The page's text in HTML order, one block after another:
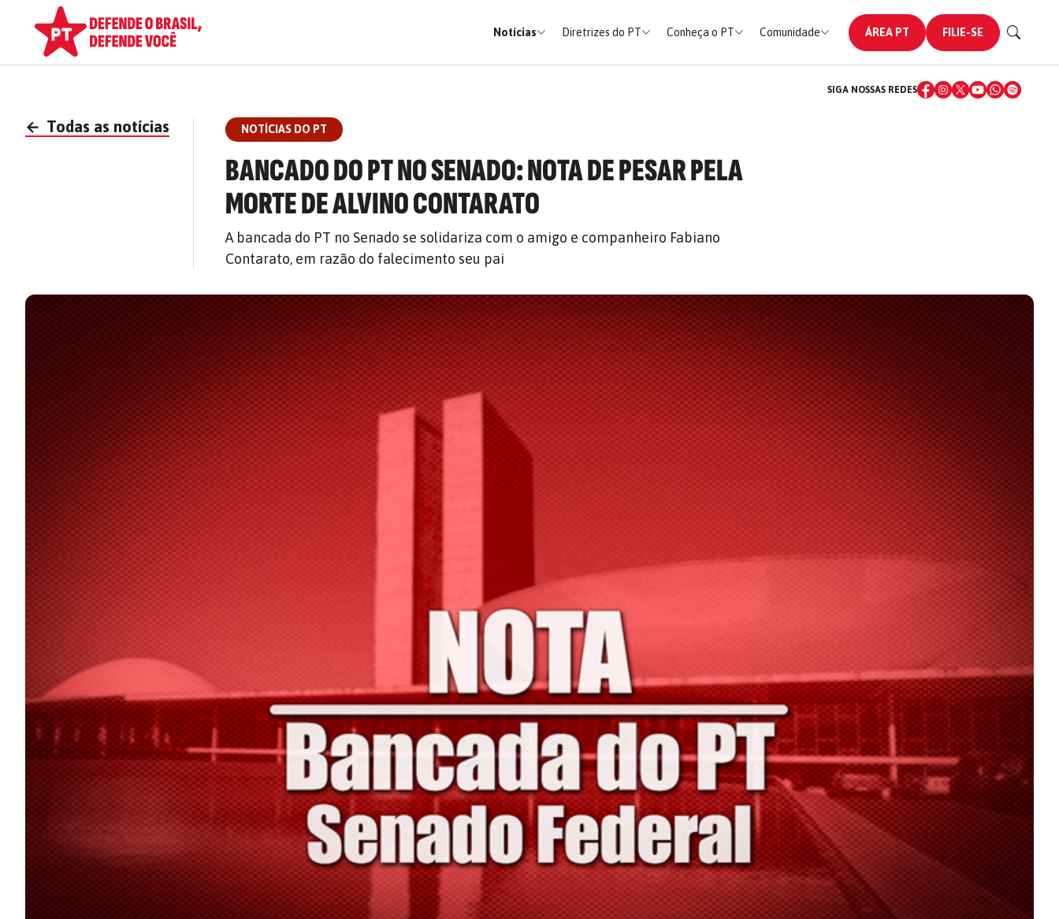
Notícias Diretrizes do PT Conheça o PT Comunidade ÁREA PT FILIE-SE
SIGA NOSSAS REDES
← Todas as notícias NOTÍCIAS DO PT
BANCADO DO PT NO SENADO: NOTA DE PESAR PELA
MORTE DE ALVINO CONTARATO
A bancada do PT no Senado se solidariza com o amigo e companheiro Fabiano
Contarato, em razão do falecimento seu pai